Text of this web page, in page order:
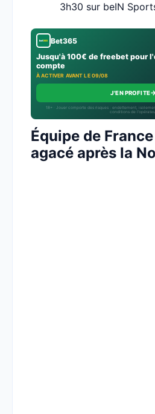
3h30 sur beIN
Bet365
Jusqu'à 100€ de freebet pour
compte
À ACTIVER AVANT LE 09/08
J'EN PROFITE
18+ · Jouer comporte des risques : endettement,
conditions de
Équipe de
agacé après la